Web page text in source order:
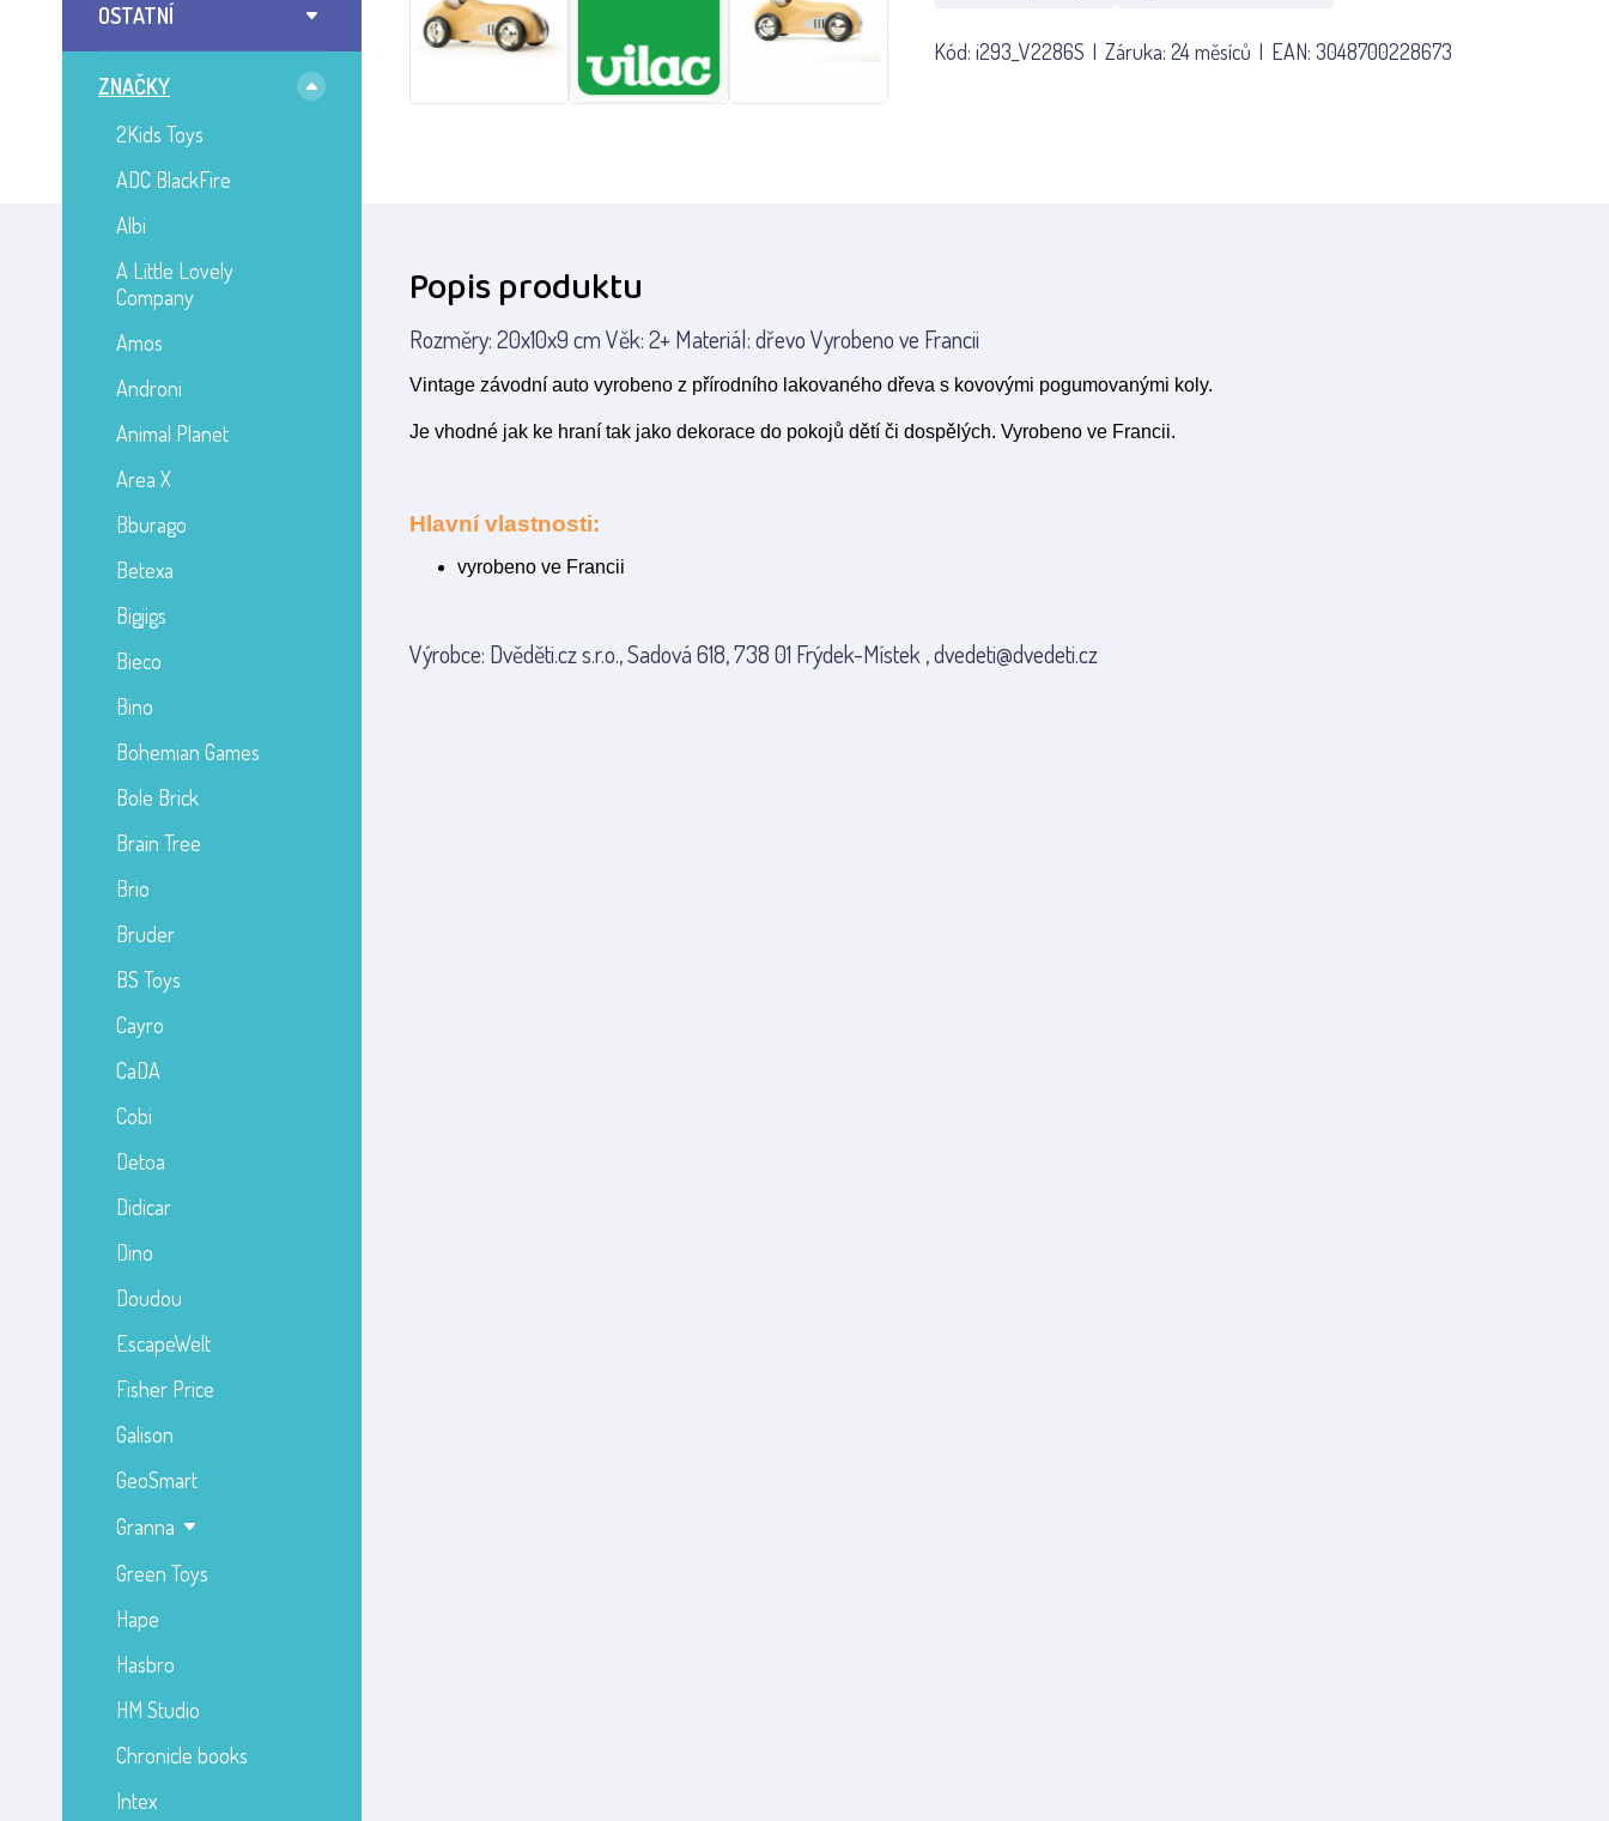
OSTATNÍ
ZNAČKY
2Kids Toys
ADC BlackFire
Albi
A Little Lovely
Company
Amos
Androni
Animal Planet
Area X
Bburago
Betexa
Bigjigs
Bieco
Bino
Bohemian Games
Bole Brick
Brain Tree
Brio
Bruder
BS Toys
Cayro
CaDA
Cobi
Detoa
Didicar
Dino
Doudou
EscapeWelt
Fisher Price
Galison
GeoSmart
Granna
Green Toys
Hape
Hasbro
HM Studio
Chronicle books
Intex
Kód: i293_V2286S Záruka: 24 měsíců EAN: 3048700228673
Popis produktu
Rozměry: 20x10x9 cm Věk: 2+ Materiál: dřevo Vyrobeno ve Francii
Vintage závodní auto vyrobeno z přírodního lakovaného dřeva s kovovými pogumovanými koly.
Je vhodné jak ke hraní tak jako dekorace do pokojů dětí či dospělých. Vyrobeno ve Francii.
Hlavní vlastnosti:
vyrobeno ve Francii
Výrobce: Dvěděti.cz s.r.o., Sadová 618, 738 01 Frýdek-Místek , dvedeti@dvedeti.cz